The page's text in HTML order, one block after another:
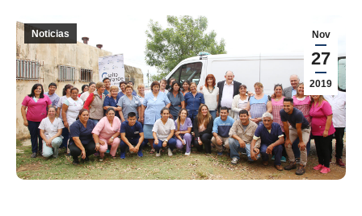
Nov
27
2019
Noticias